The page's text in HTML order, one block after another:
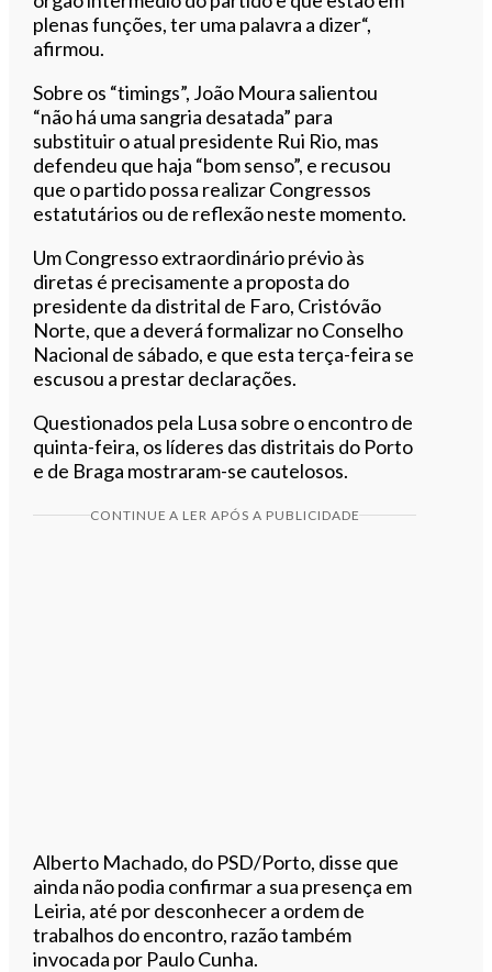
plenas funções, ter uma palavra a dizer“,
afirmou.
Sobre os “timings”, João Moura salientou
“não há uma sangria desatada” para
substituir o atual presidente Rui Rio, mas
defendeu que haja “bom senso”, e recusou
que o partido possa realizar Congressos
estatutários ou de reflexão neste momento.
Um Congresso extraordinário prévio às
diretas é precisamente a proposta do
presidente da distrital de Faro, Cristóvão
Norte, que a deverá formalizar no Conselho
Nacional de sábado, e que esta terça-feira se
escusou a prestar declarações.
Questionados pela Lusa sobre o encontro de
quinta-feira, os líderes das distritais do Porto
e de Braga mostraram-se cautelosos.
CONTINUE A LER APÓS A PUBLICIDADE
Alberto Machado, do PSD/Porto, disse que
ainda não podia confirmar a sua presença em
Leiria, até por desconhecer a ordem de
trabalhos do encontro, razão também
invocada por Paulo Cunha.